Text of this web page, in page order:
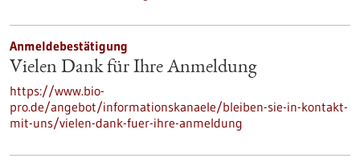
Anmeldebestätigung
Vielen Dank für Ihre Anmeldung
https://www.bio-
pro.de/angebot/informationskanaele/bleiben-sie-in-kontakt-
mit-uns/vielen-dank-fuer-ihre-anmeldung